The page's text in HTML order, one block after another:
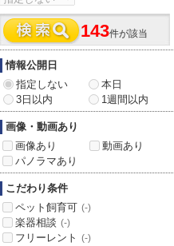
143件が該当
情報公開日
指定しない
本日
3日以内
1週間以内
画像・動画あり
画像あり
動画あり
パノラマあり
こだわり条件
ペット飼育可 (-)
楽器相談 (-)
フリーレント (-)